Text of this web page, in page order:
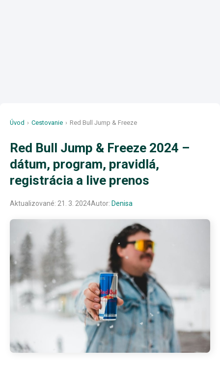
Úvod › Cestovanie › Red Bull Jump & Freeze
Red Bull Jump & Freeze 2024 –
dátum, program, pravidlá,
registrácia a live prenos
Aktualizované: 21. 3. 2024Autor: Denisa